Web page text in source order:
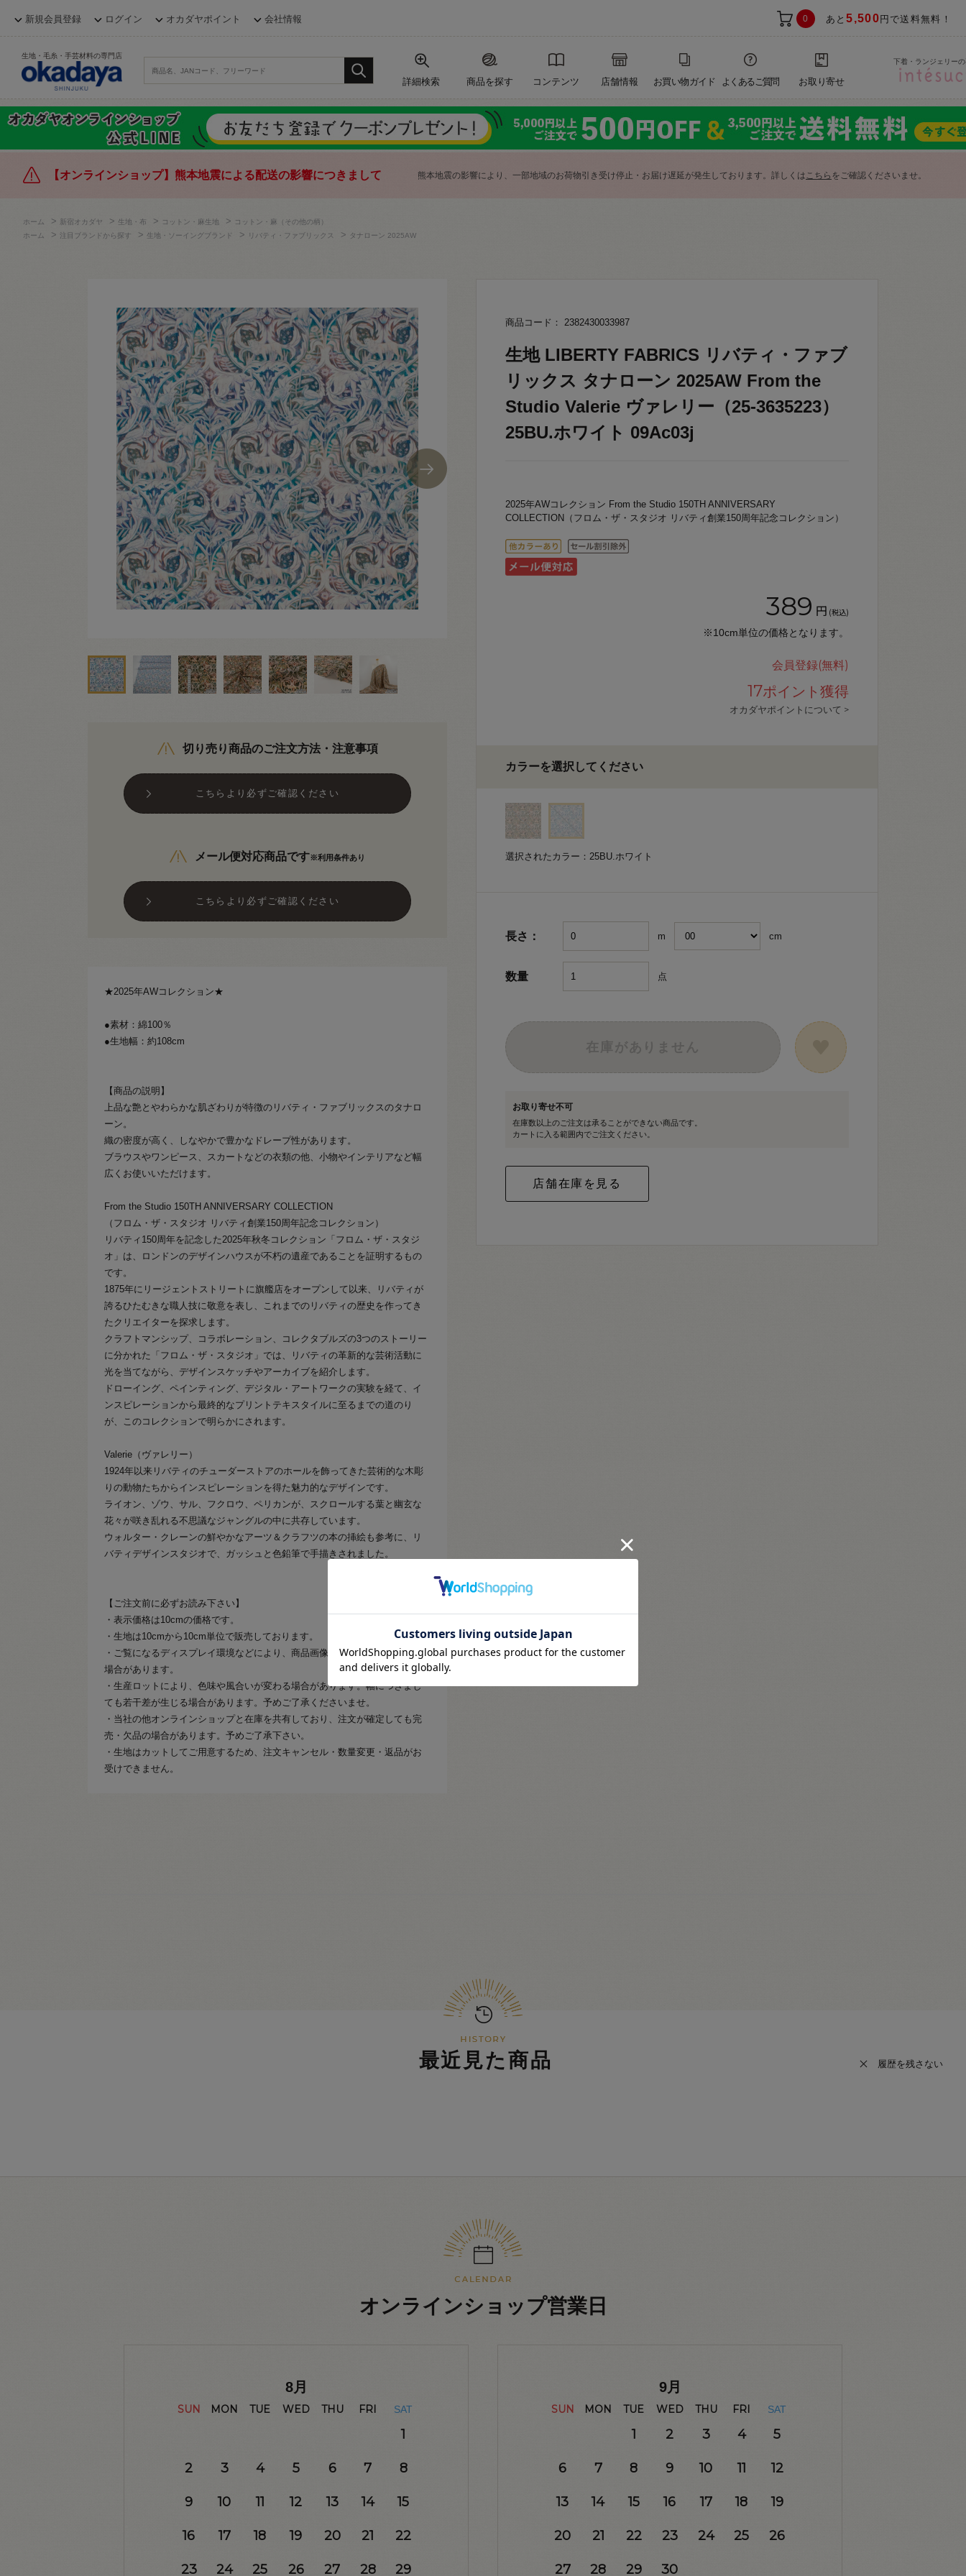
新規会員登録 ログイン オカダヤポイント 会社情報 0 あと5,500 円で送料無料！
生地・毛糸・手芸材料の専門店
詳細検索 商品を探す コンテンツ 店舗情報 お買い物ガイド よくあるご質問 お取り寄せ
下着・ランジェリー
【オンラインショップ】熊本地震による配送の影響につきまして 熊本地震の影響により、一部地域のお荷物引き受け停止・お届け遅延が発生しております。詳しくはこちら をご確認くださいませ。
ホーム > 新宿オカダヤ > 生地・布 > コットン・麻生地 >
コットン・麻（その他の柄）
ホーム
> 注目ブランドから探す > 生地・ソーイングブランド > リバティ・ファブリックス > タナローン 2025AW
切り売り商品のご注文方法・注意事項
こちらより必ずご確認ください
メール便対応商品です※利用条件あり
こちらより必ずご確認ください
★2025年AWコレクション★
●素材：綿100％
●生地幅：約108cm
【商品の説明】
上品な艶とやわらかな肌ざわりが特徴のリバティ・ファブリックスのタナロ
ーン。
織の密度が高く、しなやかで豊かなドレープ性があります。
ブラウスやワンピース、スカートなどの衣類の他、小物やインテリアなど幅
広くお使いいただけます。
From the Studio 150TH ANNIVERSARY COLLECTION
（フロム・ザ・スタジオ リバティ創業150周年記念コレクション）
リバティ150周年を記念した2025年秋冬コレクション「フロム・ザ・スタジ
オ」は、ロンドンのデザインハウスが不朽の遺産であることを証明するもの
です。
1875年にリージェントストリートに旗艦店をオープンして以来、リバティが
誇るひたむきな職人技に敬意を表し、これまでのリバティの歴史を作ってき
たクリエイターを探求します。
クラフトマンシップ、コラボレーション、コレクタブルズの3つのストーリー
に分かれた「フロム・ザ・スタジオ」では、リバティの革新的な芸術活動に
光を当てながら、デザインスケッチやアーカイブを紹介します。
ドローイング、ペインティング、デジタル・アートワークの実験を経て、イ
ンスピレーションから最終的なプリントテキスタイルに至るまでの道のり
が、このコレクションで明らかにされます。
Valerie（ヴァレリー）
1924年以来リバティのチューダーストアのホールを飾ってきた芸術的な木彫
りの動物たちからインスピレーションを得た魅力的なデザインです。
ライオン、ゾウ、サル、フクロウ、ペリカンが、スクロールする葉と幽玄な
花々が咲き乱れる不思議なジャングルの中に共存しています。
ウォルター・クレーンの鮮やかなアーツ＆クラフツの本の挿絵も参考に、リ
バティデザインスタジオで、ガッシュと色鉛筆で手描きされました。
【ご注文前に必ずお読み下さい】
・表示価格は10cmの価格です。
・生地は10cmから10cm単位で販売しております。
・ご覧になるディスプレイ環境などにより、商品画像と実物の色味が異なる
場合があります。
・生産ロットにより、色味や風合いが変わる場合があります。幅につきまし
ても若干差が生じる場合があります。予めご了承くださいませ。
・当社の他オンラインショップと在庫を共有しており、注文が確定しても完
売・欠品の場合があります。予めご了承下さい。
・生地はカットしてご用意するため、注文キャンセル・数量変更・返品がお
受けできません。
商品コード： 2382430033987
生地 LIBERTY FABRICS リバティ・ファブ
リックス タナローン 2025AW From the
Studio Valerie ヴァレリー（25-3635223）
25BU.ホワイト 09Ac03j
2025年AWコレクション From the Studio 150TH ANNIVERSARY
COLLECTION（フロム・ザ・スタジオ リバティ創業150周年記念コレクション）
389 円 (税込)
※10cm単位の価格となります。
会員登録(無料)
17ポイント獲得
オカダヤポイントについて >
カラーを選択してください
選択されたカラー：25BU.ホワイト
長さ： m cm
数量 点
お取り寄せ不可
在庫数以上のご注文は承ることができない商品です。
カートに入る範囲内でご注文ください。
最近見た商品 履歴を残さない
オンラインショップ営業日
8月
SUN MON TUE WED THU FRI SAT
1
2 3 4 5 6 7 8
9 10 11 12 13 14 15
16 17 18 19 20 21 22
23 24 25 26 27 28 29
9月
SUN MON TUE WED THU FRI SAT
1 2 3 4 5
6 7 8 9 10 11 12
13 14 15 16 17 18 19
20 21 22 23 24 25 26
27 28 29 30